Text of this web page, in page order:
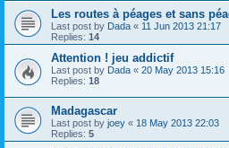
Les routes à péages et sans
Last post by Dada « 11 Jun 2013 21:17
Replies: 14
Attention ! jeu addictif
Last post by Dada « 20 May 2013 15:16
Replies: 18
Madagascar
Last post by joey « 18 May 2013 22:03
Replies: 5